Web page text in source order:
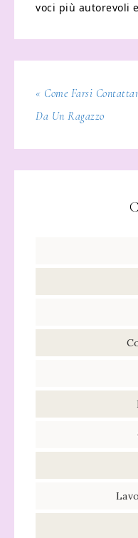
voci più autorevoli
« Come Farsi
Da Un Ragazzo